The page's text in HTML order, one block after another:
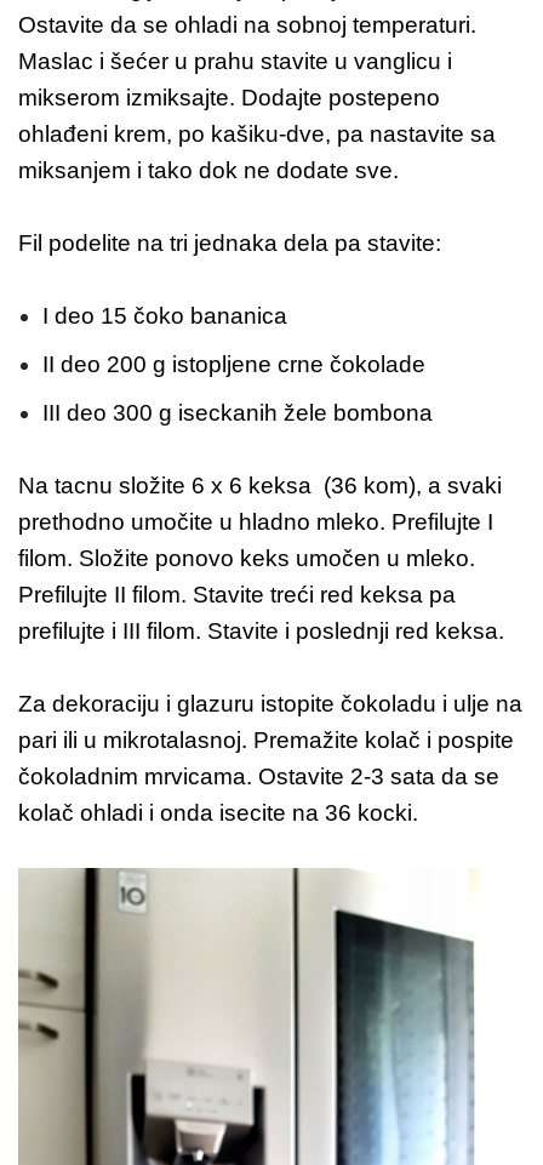
Ostavite da se ohladi na sobnoj temperaturi.
Maslac i šećer u prahu stavite u vanglicu i
mikserom izmiksajte. Dodajte postepeno
ohlađeni krem, po kašiku-dve, pa nastavite sa
miksanjem i tako dok ne dodate sve.
Fil podelite na tri jednaka dela pa stavite:
I deo 15 čoko bananica
II deo 200 g istopljene crne čokolade
III deo 300 g iseckanih žele bombona
Na tacnu složite 6 x 6 keksa (36 kom), a svaki
prethodno umočite u hladno mleko. Prefilujte I
filom. Složite ponovo keks umočen u mleko.
Prefilujte II filom. Stavite treći red keksa pa
prefilujte i III filom. Stavite i poslednji red keksa.
Za dekoraciju i glazuru istopite čokoladu i ulje na
pari ili u mikrotalasnoj. Premažite kolač i pospite
čokoladnim mrvicama. Ostavite 2-3 sata da se
kolač ohladi i onda isecite na 36 kocki.